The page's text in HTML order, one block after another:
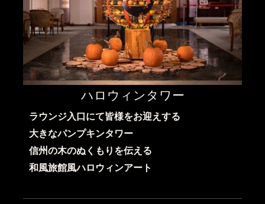
ハロウィンタワー
ラウンジ入口にて皆様をお迎えする
大きなパンプキンタワー
信州の木のぬくもりを伝える
和風旅館風ハロウィンアート